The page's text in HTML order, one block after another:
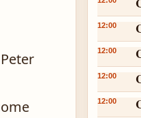
12:00
12:00
12:00
12:00